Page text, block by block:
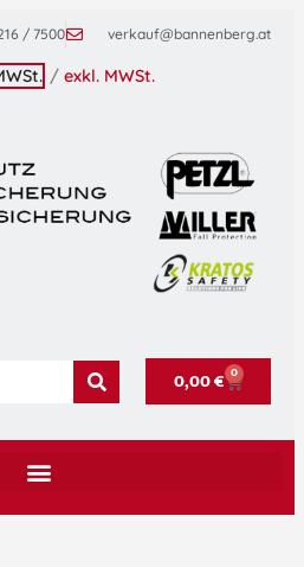
/ 7500 verkauf@bannenberg.at
/ exkl. MWSt.
0,00€ 0